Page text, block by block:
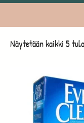
Näytetään kaikki 5